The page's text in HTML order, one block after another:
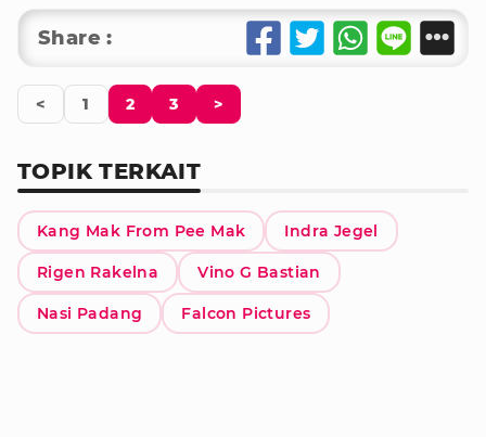
Share :
< 1 2 3 >
TOPIK TERKAIT
Kang Mak From Pee Mak Indra Jegel
Rigen Rakelna Vino G Bastian
Nasi Padang Falcon Pictures